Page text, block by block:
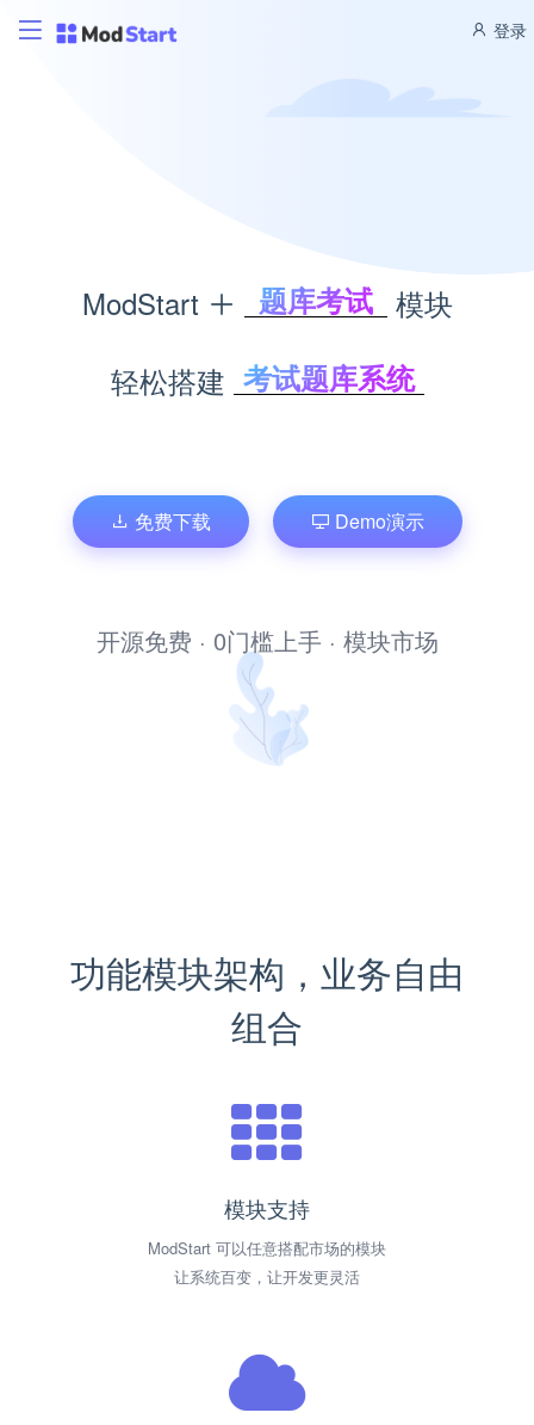
登录
ModStart
题库考试
CMS管理
博客管理
模块
轻松搭建 考试题库系统
企业商城系统
文库管理系统
免费下载 Demo演示
开源免费 · 0门槛上手 · 模块市场
功能模块架构，业务自由
组合
模块支持
ModStart 可以任意搭配市场的模块
让系统百变，让开发更灵活